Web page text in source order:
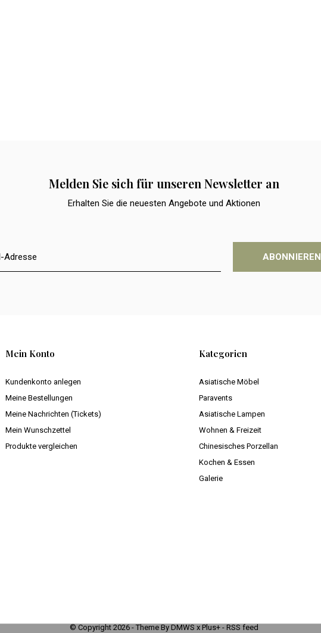
Melden Sie sich für unseren Newsletter an
Erhalten Sie die neuesten Angebote und Aktionen
ABONNIEREN
Mein Konto
Kundenkonto anlegen
Meine Bestellungen
Meine Nachrichten (Tickets)
Mein Wunschzettel
Produkte vergleichen
Kategorien
Asiatische Möbel
Paravents
Asiatische Lampen
Wohnen & Freizeit
Chinesisches Porzellan
Kochen & Essen
Galerie
© Copyright 2026- Theme By DMWS x Plus+- RSS feed